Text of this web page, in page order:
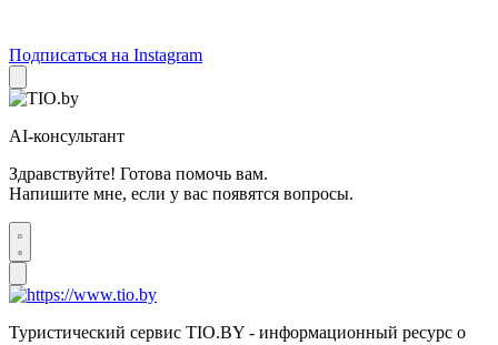
Подписаться на Instagram
AI-консультант
Здравствуйте! Готова помочь вам.
Напишите мне, если у вас появятся вопросы.
Туристический сервис TIO.BY - информационный ресурс о